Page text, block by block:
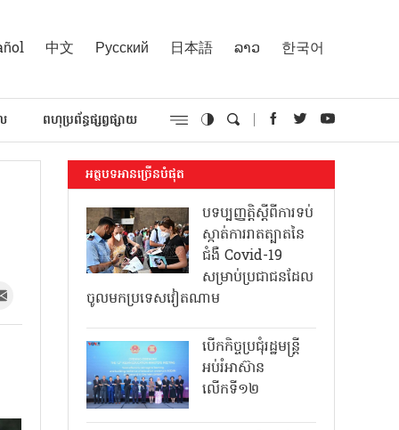
中文 Русский 日本語 ລາວ 한국어
ពហុប្រព័ន្ធផ្សព្វផ្សាយ
អត្ថបទអានច្រើនបំផុត
បទប្បញ្ញត្តិស្តីពីការទប់
ស្កាត់ការរាតត្បាតនៃ
ជំងឺ Covid-19
សម្រាប់ប្រជាជនដែល
ចូលមកប្រទេសវៀតណាម
បើកកិច្ចប្រជុំរដ្ឋមន្ត្រី
អប់រំអាស៊ាន
លើកទី១២